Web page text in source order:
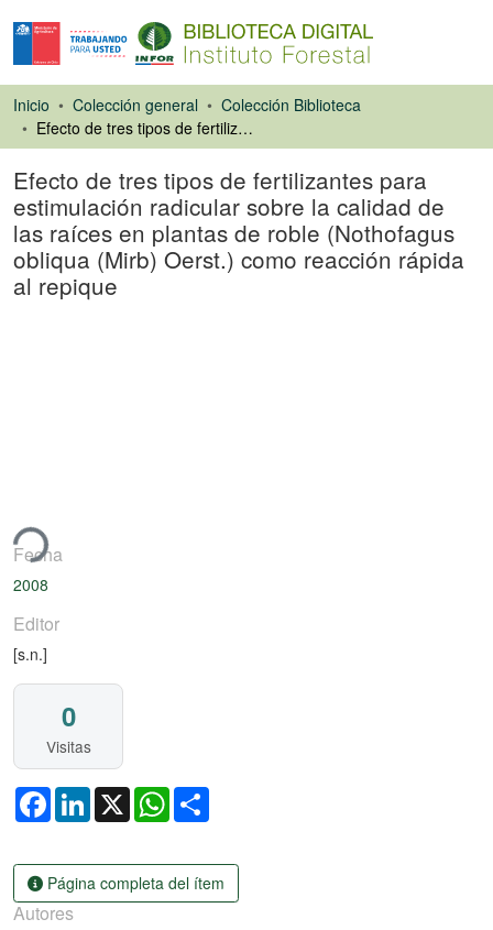
Inicio Colección general
Colección Biblioteca
Efecto de tres tipos de fertilizantes para estimulación radicular sobre la calidad de las raíces en plantas de roble (Nothofagus obliqua (Mirb) Oerst.) como reacción rápida al repique
Efecto de tres tipos de fertilizantes para
estimulación radicular sobre la calidad de
las raíces en plantas de roble (Nothofagus
obliqua (Mirb) Oerst.) como reacción rápida
al repique
Fecha
2008
Editor
[s.n.]
0
Visitas
FacebookLinkedIn
X WhatsApp
Página completa del ítem
Autores